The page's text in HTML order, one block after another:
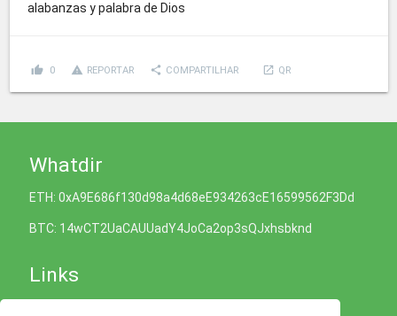
alabanzas y palabra de Dios
thumb_up 0 report_problem REPORTAR share COMPARTILHAR launch QR
Whatdir
ETH: 0xA9E686f130d98a4d68eE934263cE16599562F3Dd
BTC: 14wCT2UaCAUUadY4JoCa2op3sQJxhsbknd
Links